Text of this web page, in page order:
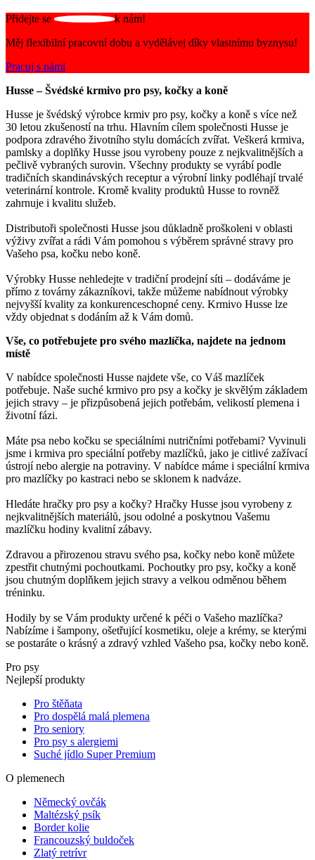
Přidejte se
k nám!
Měj flexibilní pracovní dobu a vydělávej díky vlastnímu byznysu!
Pracuj s námi
Husse – Švédské krmivo pro psy, kočky a koně
Husse je švédský výrobce krmiv pro psy, kočky a koně s více než
30 letou zkušeností na trhu. Hlavním cílem společnosti Husse je
podpora zdravého životního stylu domácích zvířat. Veškerá krmiva,
pamlsky a doplňky Husse jsou vyrobeny pouze z nejkvalitnějších a
pečlivě vybraných surovin. Všechny produkty se vyrábí podle
tradičních skandinávských receptur a výrobní linky podléhají trvalé
veterinární kontrole. Kromě kvality produktů Husse to rovněž
zahrnuje i kvalitu služeb.
Distributoři společnosti Husse jsou důkladně proškoleni v oblasti
výživy zvířat a rádi Vám pomohou s výběrem správné stravy pro
Vašeho psa, kočku nebo koně.
Výrobky Husse nehledejte v tradiční prodejní síti – dodáváme je
přímo z továrny zákazníkovi, takže můžeme nabídnout výrobky
nejvyšší kvality za konkurenceschopné ceny. Krmivo Husse lze
vždy objednat s dodáním až k Vám domů.
Vše, co potřebujete pro svého mazlíčka, najdete na jednom
místě
V nabídce společnosti Husse najdete vše, co Váš mazlíček
potřebuje. Naše suché krmivo pro psy a kočky je skvělým základem
jejich stravy – je přizpůsobená jejich potřebám, velikostí plemena i
životní fázi.
Máte psa nebo kočku se speciálními nutričními potřebami? Vyvinuli
jsme i krmiva pro speciální potřeby mazlíčků, jako je citlivé zažívací
ústrojí nebo alergie na potraviny. V nabídce máme i speciální krmiva
pro mazlíčky po kastraci nebo se sklonem k nadváze.
Hledáte hračky pro psy a kočky? Hračky Husse jsou vyrobeny z
nejkvalitnějších materiálů, jsou odolné a poskytnou Vašemu
mazlíčku hodiny kvalitní zábavy.
Zdravou a přirozenou stravu svého psa, kočky nebo koně můžete
zpestřit chutnými pochoutkami. Pochoutky pro psy, kočky a koně
jsou chutným doplňkem jejich stravy a velkou odměnou během
tréninku.
Hodily by se Vám produkty určené k péči o Vašeho mazlíčka?
Nabízíme i šampony, ošetřující kosmetiku, oleje a krémy, se kterými
se postaráte o krásný a zdravý vzhled Vašeho psa, kočky nebo koně.
Pro psy
Nejlepší produkty
Pro štěňata
Pro dospělá malá plemena
Pro seniory
Pro psy s alergiemi
Suché jídlo Super Premium
O plemenech
Německý ovčák
Maltézský psík
Border kolie
Francouzský buldoček
Zlatý retrívr